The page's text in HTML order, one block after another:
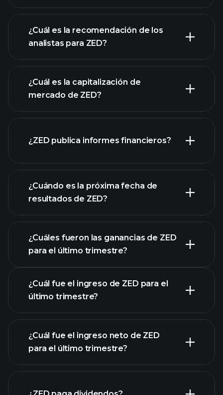
gráfico de ZED
¿Cuál es la recomendación de los
analistas para ZED?
¿Cuál es la capitalización de
mercado de ZED?
nuestra lista de acciones
¿ZED publica informes financieros?
los estados financieros
de ZED
¿Cuándo es la próxima fecha de
resultados de ZED?
¿Cuáles fueron las ganancias de ZED
para el último trimestre?
ganancias de ZED
¿Cuál fue el ingreso de ZED para el
último trimestre?
¿Cuál fue el ingreso neto de ZED
para el último trimestre?